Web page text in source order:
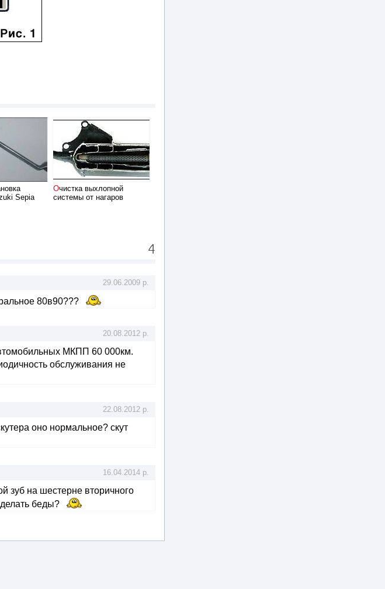
Sepia
Очистка выхлопной
системы от нагаров
4
29.06.2009 р.
80в90???
20.08.2012 р.
МКПП 60 000км.
обслуживания не
22.08.2012 р.
оно нормальное? скут
16.04.2014 р.
зуб на шестерне вторичного
беды?